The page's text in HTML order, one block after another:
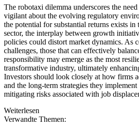
The robotaxi dilemma underscores the
vigilant about the evolving regulatory
the potential for substantial returns exists
sector, the interplay between growth
policies could distort market dynamics. As
challenges, those that can effectively
responsibility may emerge as the most
transformative industry, ultimately
Investors should look closely at how firms
and the long-term strategies they
mitigating risks associated with job
Weiterlesen
Verwandte Themen: